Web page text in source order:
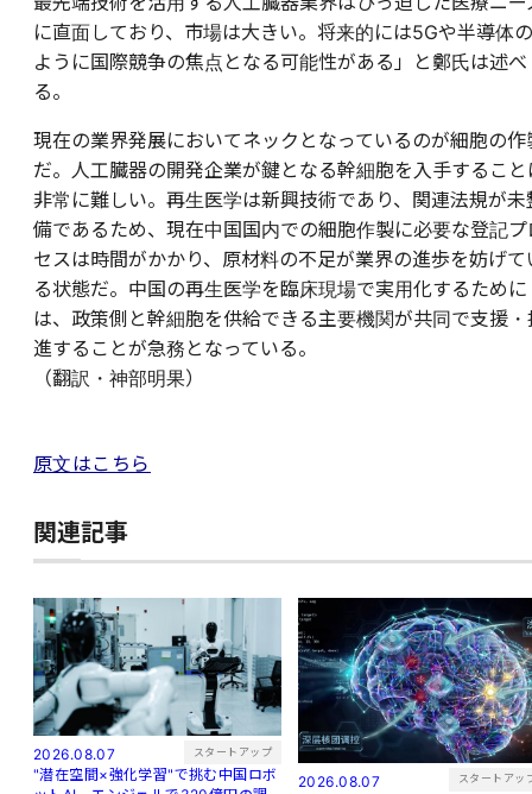
に直面しており、市場は大きい。将来的には5Gや半導体の
ように国際競争の焦点となる可能性がある」と鄭氏は述べ
る。
現在の業界発展においてネックとなっているのが細胞の作
だ。人工臓器の開発企業が鍵となる幹細胞を入手すること
非常に難しい。再生医学は新興技術であり、関連法規が未
備であるため、現在中国国内での細胞作製に必要な登記プ
セスは時間がかかり、原材料の不足が業界の進歩を妨げて
る状態だ。中国の再生医学を臨床現場で実用化するために
は、政策側と幹細胞を供給できる主要機関が共同で支援・
進することが急務となっている。
（翻訳・神部明果）
原文はこちら
関連記事
2026.08.07 スタートアップ
"潜在空間×強化学習"で挑む中国ロボ
2026.08.07 スタートアッ